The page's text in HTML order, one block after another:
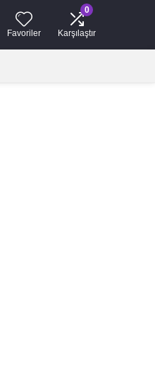
Favoriler
0
Karşılaştır